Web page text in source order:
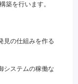
築を行います。
見の仕組みを作る
システムの稼働な